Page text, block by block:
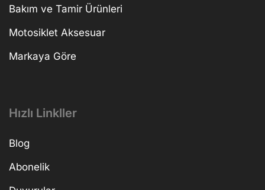
Bakım ve Tamir Ürünleri
Motosiklet Aksesuar
Markaya Göre
Hızlı Linkller
Blog
Abonelik